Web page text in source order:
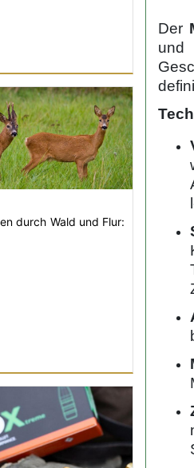
durch Wald und Flur:
Der
und